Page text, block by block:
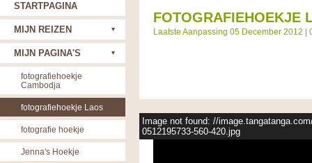
FOTOGRAFIEHOEKJE
Laatste Aanpassing 05 December 2012 |
Image not found: //
0512195733-560-420.jpg
STARTPAGINA
MIJN REIZEN
MIJN PAGINA'S
fotografiehoekje
Cambodja
fotografiehoekje Laos
fotografie hoekje
Jenna's Hoekje